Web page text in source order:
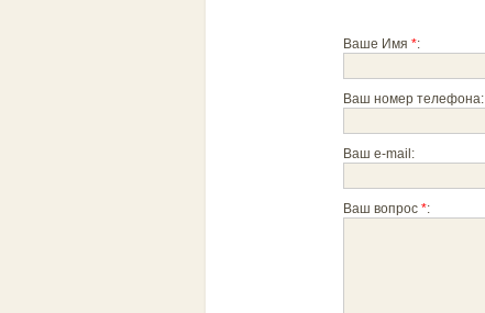
Ваше Имя *:
Ваш номер телефона:
Ваш e-mail:
Ваш вопрос *: